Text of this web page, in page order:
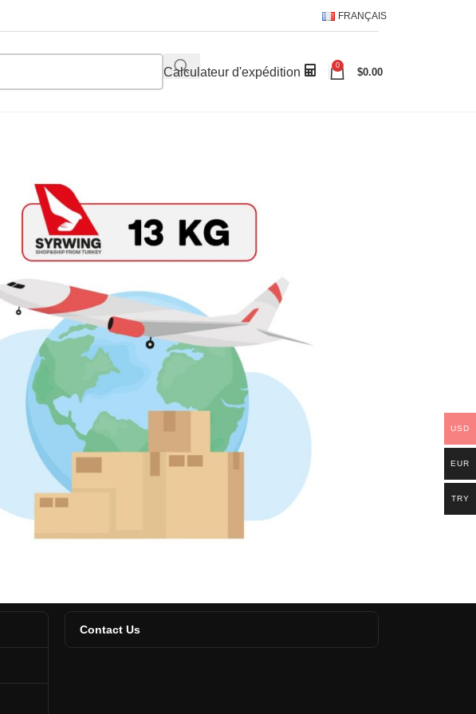
FRANÇAIS
Calculateur d'expédition 0
$0.00
Contact Us
USD
EUR
TRY